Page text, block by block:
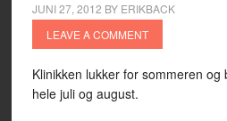
JUNI 27, 2012 BY ERIKBACK
LEAVE A COMMENT
Klinikken lukker for sommeren
hele juli og august.